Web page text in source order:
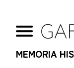
MEMORIA